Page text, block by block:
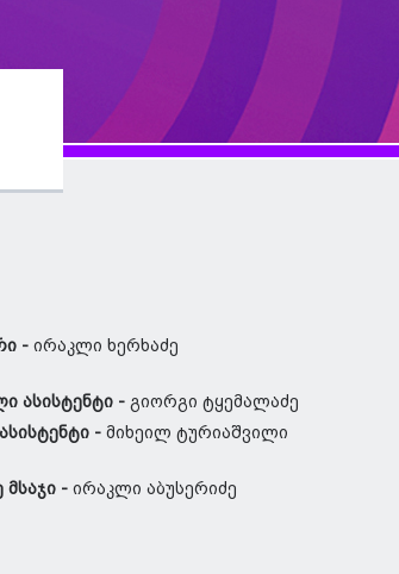
- ირაკლი ხერხაძე
ასისტენტი - გიორგი ტყემალაძე
- მიხეილ ტურიაშვილი
მსაჯი - ირაკლი აბუსერიძე